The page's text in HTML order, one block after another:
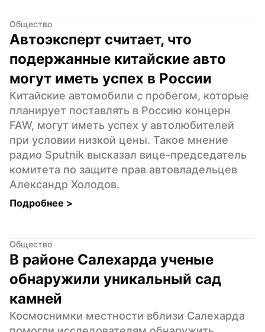
Общество
Автоэксперт считает, что
подержанные китайские авто
могут иметь успех в России
Китайские автомобили с пробегом, которые
планирует поставлять в Россию концерн
FAW, могут иметь успех у автолюбителей
при условии низкой цены. Такое мнение
радио Sputnik высказал вице-председатель
комитета по защите прав автовладельцев
Александр Холодов.
Подробнее >
Общество
В районе Салехарда ученые
обнаружили уникальный сад
камней
Космоснимки местности вблизи Салехарда